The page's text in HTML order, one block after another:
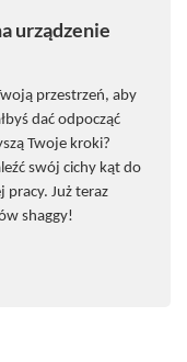
urządzenie
przestrzeń, aby
dać odpocząć
Twoje kroki?
swój cichy kąt do
pracy. Już teraz
w shaggy!